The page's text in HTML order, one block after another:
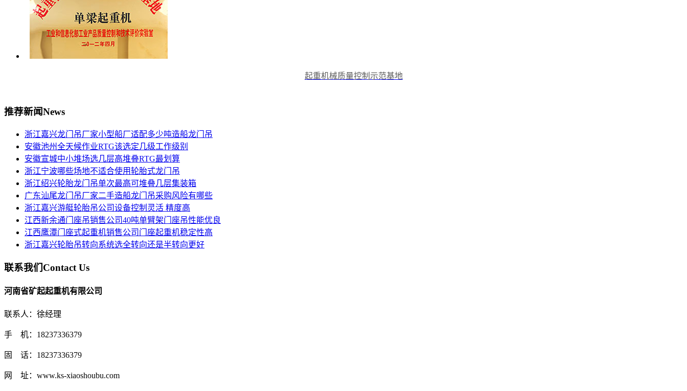
起重机械质量控制示范基地
推荐新闻News
浙江嘉兴龙门吊厂家小型船厂适配多少吨造船龙门吊
安徽池州全天候作业RTG该选定几级工作级别
安徽宣城中小堆场选几层高堆叠RTG最划算
浙江宁波哪些场地不适合使用轮胎式龙门吊
浙江绍兴轮胎龙门吊单次最高可堆叠几层集装箱
广东汕尾龙门吊厂家二手造船龙门吊采购风险有哪些
浙江嘉兴游艇轮胎吊公司设备控制灵活 精度高
江西新余通门座吊销售公司40吨单臂架门座吊性能优良
江西鹰潭门座式起重机销售公司门座起重机稳定性高
浙江嘉兴轮胎吊转向系统选全转向还是半转向更好
联系我们Contact Us
河南省矿起起重机有限公司
联系人：徐经理
手 机：18237336379
固 话：18237336379
网 址：www.ks-xiaoshoubu.com